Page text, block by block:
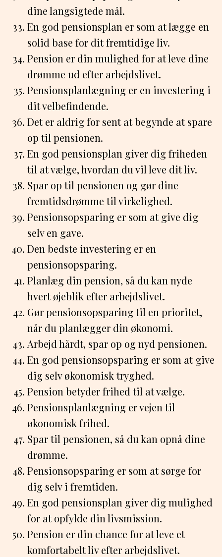
dine langsigtede mål.
En god pensionsplan er som at lægge en
solid base for dit fremtidige liv.
Pension er din mulighed for at leve dine
drømme ud efter arbejdslivet.
Pensionsplanlægning er en investering i
dit velbefindende.
Det er aldrig for sent at begynde at spare
op til pensionen.
En god pensionsplan giver dig friheden
til at vælge, hvordan du vil leve dit liv.
Spar op til pensionen og gør dine
fremtidsdrømme til virkelighed.
Pensionsopsparing er som at give dig
selv en gave.
Den bedste investering er en
pensionsopsparing.
Planlæg din pension, så du kan nyde
hvert øjeblik efter arbejdslivet.
Gør pensionsopsparing til en prioritet,
når du planlægger din økonomi.
Arbejd hårdt, spar op og nyd pensionen.
En god pensionsopsparing er som at give
dig selv økonomisk tryghed.
Pension betyder frihed til at vælge.
Pensionsplanlægning er vejen til
økonomisk frihed.
Spar til pensionen, så du kan opnå dine
drømme.
Pensionsopsparing er som at sørge for
dig selv i fremtiden.
En god pensionsplan giver dig mulighed
for at opfylde din livsmission.
Pension er din chance for at leve et
komfortabelt liv efter arbejdslivet.